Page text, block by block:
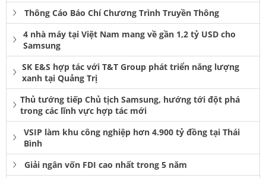
Thông Cáo Báo Chí Chương Trình Truyền Thông
4 nhà máy tại Việt Nam mang về gần 1,2 tỷ USD cho
Samsung
SK E&S hợp tác với T&T Group phát triển năng lượng
xanh tại Quảng Trị
Thủ tướng tiếp Chủ tịch Samsung, hướng tới đột phá
trong các lĩnh vực hợp tác mới
VSIP làm khu công nghiệp hơn 4.900 tỷ đồng tại Thái
Bình
Giải ngân vốn FDI cao nhất trong 5 năm